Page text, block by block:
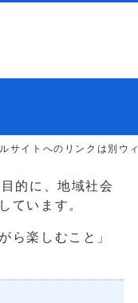
サイトへのリンクは別ウ
的に、地域社会
ています。
ら楽しむこと」